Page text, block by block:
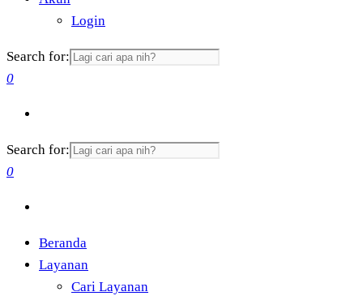
Login
Search for:
0
Search for:
0
Beranda
Layanan
Cari Layanan